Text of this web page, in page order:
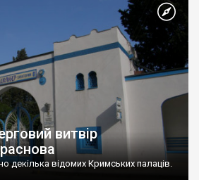
витвір
декілька відомих Кримських палаців.